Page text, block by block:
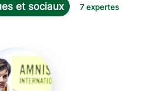
et sociaux 7 expertes
Vaugrante